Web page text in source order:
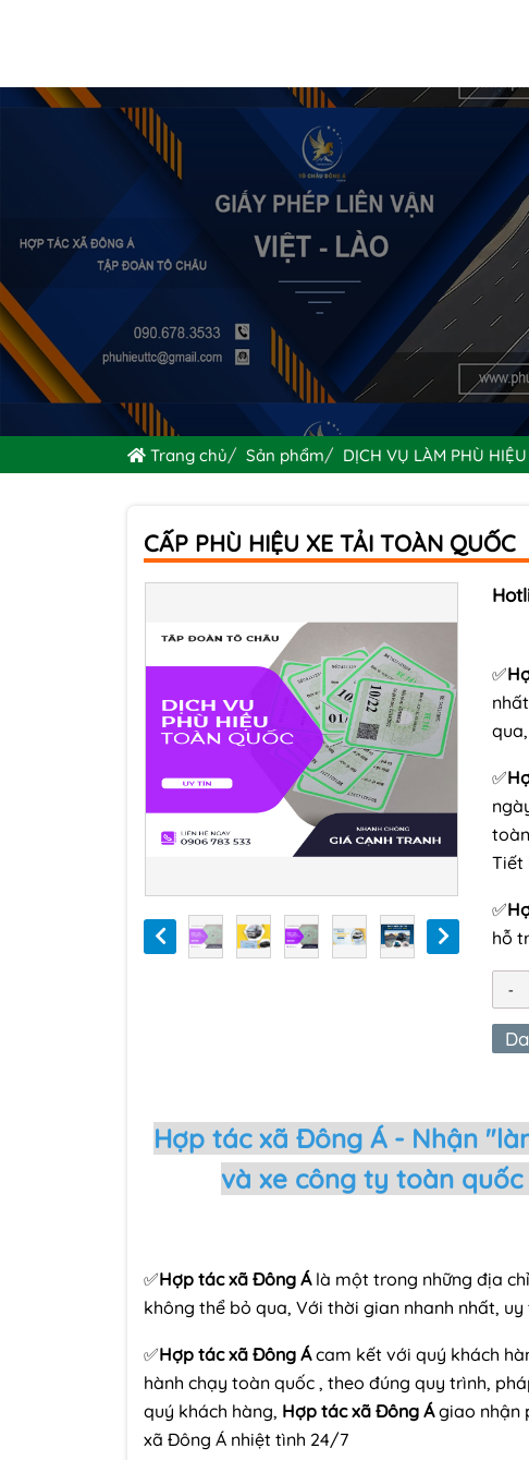
Trang chủ Sản phẩm DỊCH VỤ LÀM PHÙ HIỆU
CẤP PHÙ HIỆU XE TẢI TOÀN QUỐC
✅
✅
Tiết
✅
hỗ
Hợp tác xã Đông Á - Nhận
và xe công ty toàn
✅Hợp tác xã Đông Á là một trong những địa
không thể bỏ qua, Với thời gian nhanh nhất,
✅Hợp tác xã Đông Ácam kết với quý khách
hành chạy toàn quốc , theo đúng quy trình,
quý khách hàng, Hợp tác xã Đông Ágiao nhận
xã Đông Á nhiệt tình 24/7